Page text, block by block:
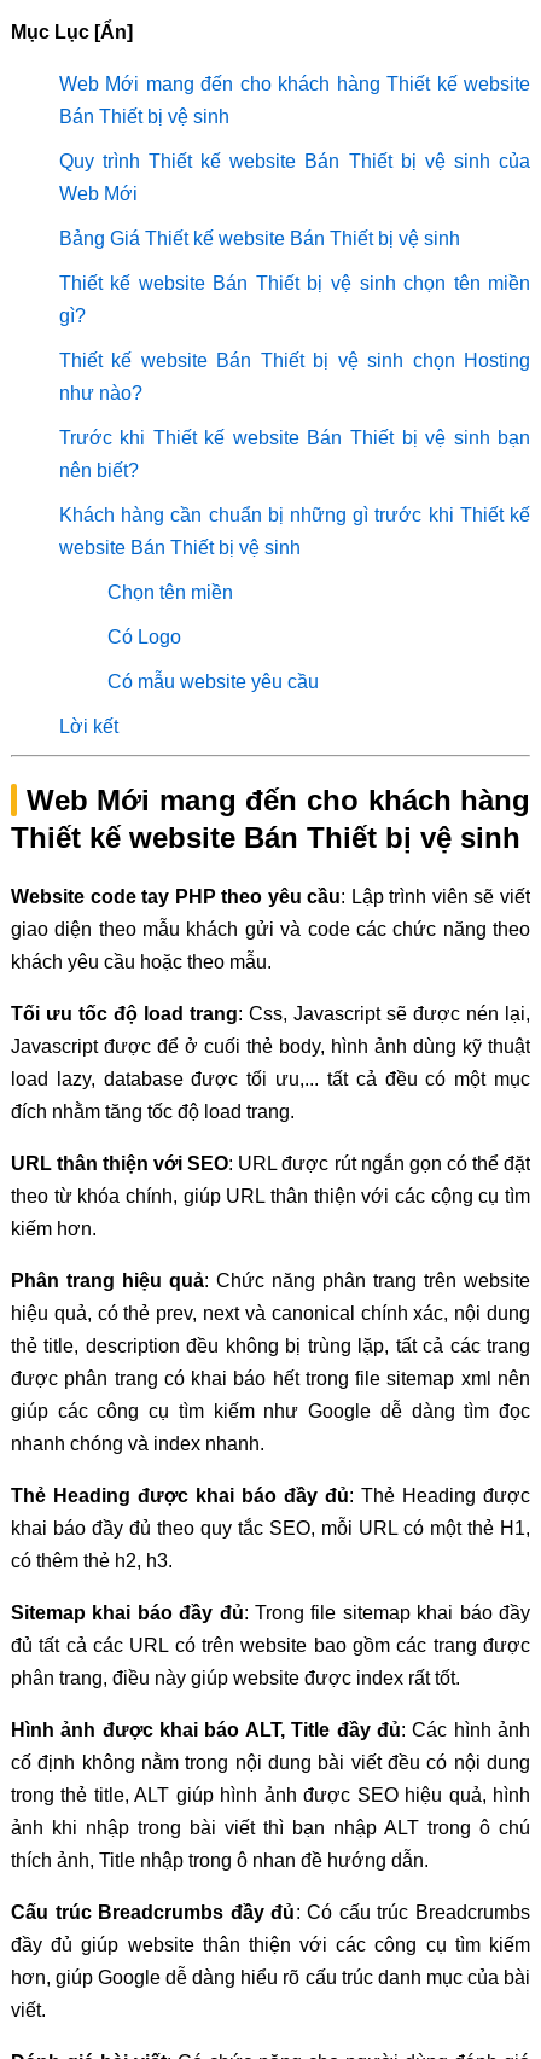
Mục Lục [Ẩn]
Web Mới mang đến cho khách hàng Thiết kế website
Bán Thiết bị vệ sinh
Quy trình Thiết kế website Bán Thiết bị vệ sinh của
Web Mới
Bảng Giá Thiết kế website Bán Thiết bị vệ sinh
Thiết kế website Bán Thiết bị vệ sinh chọn tên miền
gì?
Thiết kế website Bán Thiết bị vệ sinh chọn Hosting
như nào?
Trước khi Thiết kế website Bán Thiết bị vệ sinh bạn
nên biết?
Khách hàng cần chuẩn bị những gì trước khi Thiết kế
website Bán Thiết bị vệ sinh
Chọn tên miền
Có Logo
Có mẫu website yêu cầu
Lời kết
Web Mới mang đến cho khách hàng
Thiết kế website Bán Thiết bị vệ sinh
Website code tay PHP theo yêu cầu: Lập trình viên sẽ viết
giao diện theo mẫu khách gửi và code các chức năng theo
khách yêu cầu hoặc theo mẫu.
Tối ưu tốc độ load trang: Css, Javascript sẽ được nén lại,
Javascript được để ở cuối thẻ body, hình ảnh dùng kỹ thuật
load lazy, database được tối ưu,... tất cả đều có một mục
đích nhằm tăng tốc độ load trang.
URL thân thiện với SEO: URL được rút ngắn gọn có thể đặt
theo từ khóa chính, giúp URL thân thiện với các cộng cụ tìm
kiếm hơn.
Phân trang hiệu quả: Chức năng phân trang trên website
hiệu quả, có thẻ prev, next và canonical chính xác, nội dung
thẻ title, description đều không bị trùng lặp, tất cả các trang
được phân trang có khai báo hết trong file sitemap xml nên
giúp các công cụ tìm kiếm như Google dễ dàng tìm đọc
nhanh chóng và index nhanh.
Thẻ Heading được khai báo đầy đủ: Thẻ Heading được
khai báo đầy đủ theo quy tắc SEO, mỗi URL có một thẻ H1,
có thêm thẻ h2, h3.
Sitemap khai báo đầy đủ: Trong file sitemap khai báo đầy
đủ tất cả các URL có trên website bao gồm các trang được
phân trang, điều này giúp website được index rất tốt.
Hình ảnh được khai báo ALT, Title đầy đủ: Các hình ảnh
cố định không nằm trong nội dung bài viết đều có nội dung
trong thẻ title, ALT giúp hình ảnh được SEO hiệu quả, hình
ảnh khi nhập trong bài viết thì bạn nhập ALT trong ô chú
thích ảnh, Title nhập trong ô nhan đề hướng dẫn.
Cấu trúc Breadcrumbs đầy đủ: Có cấu trúc Breadcrumbs
đầy đủ giúp website thân thiện với các công cụ tìm kiếm
hơn, giúp Google dễ dàng hiểu rõ cấu trúc danh mục của bài
viết.